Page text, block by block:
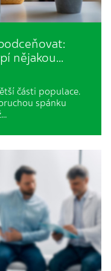
nějakou…
části populace.
spánku